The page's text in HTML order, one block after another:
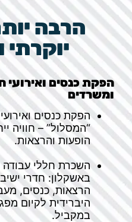
הרבה
הפקת כנסים
ומשרדים
הפקת כנסים
“המסלול” – חוויה
הופעות והרצאות.
באשקלון: חדרי
הרצאות, כנסים,
היברידית לקיום
במקביל.